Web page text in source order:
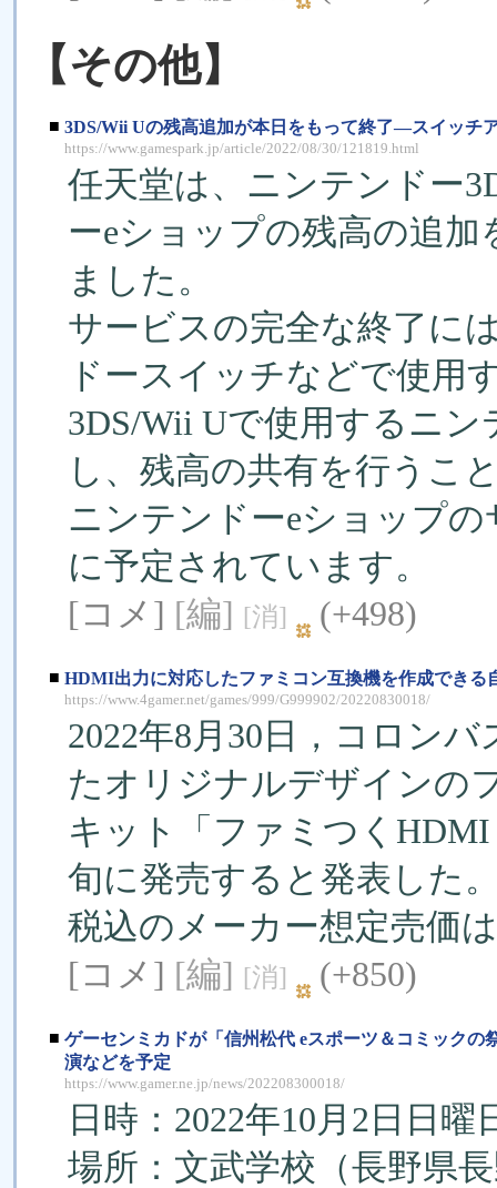
【その他】
■ 3DS/Wii Uの残高追加が本日をもって終了―スイッチ
https://www.gamespark.jp/article/2022/08/30/121819.html
任天堂は、ニンテンドー
ーeショップの残高の追加
ました。
サービスの完全な終了に
ドースイッチなどで使用
3DS/Wii Uで使用するニ
し、残高の共有を行うこ
ニンテンドーeショップの
に予定されています。
[コメ] [編] [消] (+498)
■ HDMI出力に対応したファミコン互換機を作成できる
https://www.4gamer.net/games/999/G999902/20220830018/
2022年8月30日，コロン
たオリジナルデザインの
キット「ファミつく
旬に発売すると発表した
税込のメーカー想定売価
[コメ] [編] [消] (+850)
■ ゲーセンミカドが「信州松代 eスポーツ＆コミック
演などを予定
https://www.gamer.ne.jp/news/202208300018/
日時：2022年10月2日日曜
場所：文武学校（長野県